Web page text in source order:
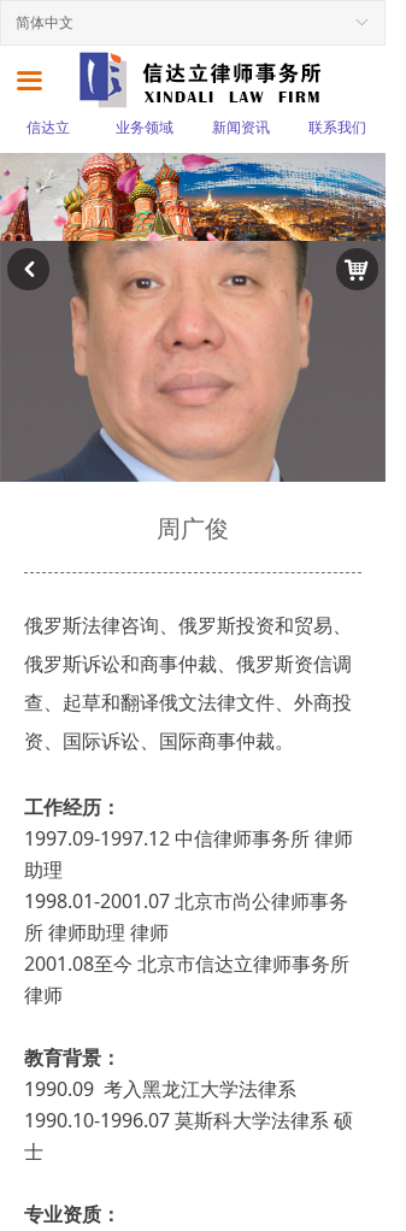
끀
信达立 业务领域 新闻资讯 联系我们
ꀅ
简体中文
周广俊
俄罗斯法律咨询、俄罗斯投资和贸易、
俄罗斯诉讼和商事仲裁、俄罗斯资信调
查、起草和翻译俄文法律文件、外商投
资、国际诉讼、国际商事仲裁。
工作经历：
1997.09-1997.12 中信律师事务所 律师
助理
1998.01-2001.07 北京市尚公律师事务
所 律师助理 律师
2001.08至今 北京市信达立律师事务所
律师
教育背景：
1990.09 考入黑龙江大学法律系
1990.10-1996.07 莫斯科大学法律系 硕
士
专业资质：
낙
낒